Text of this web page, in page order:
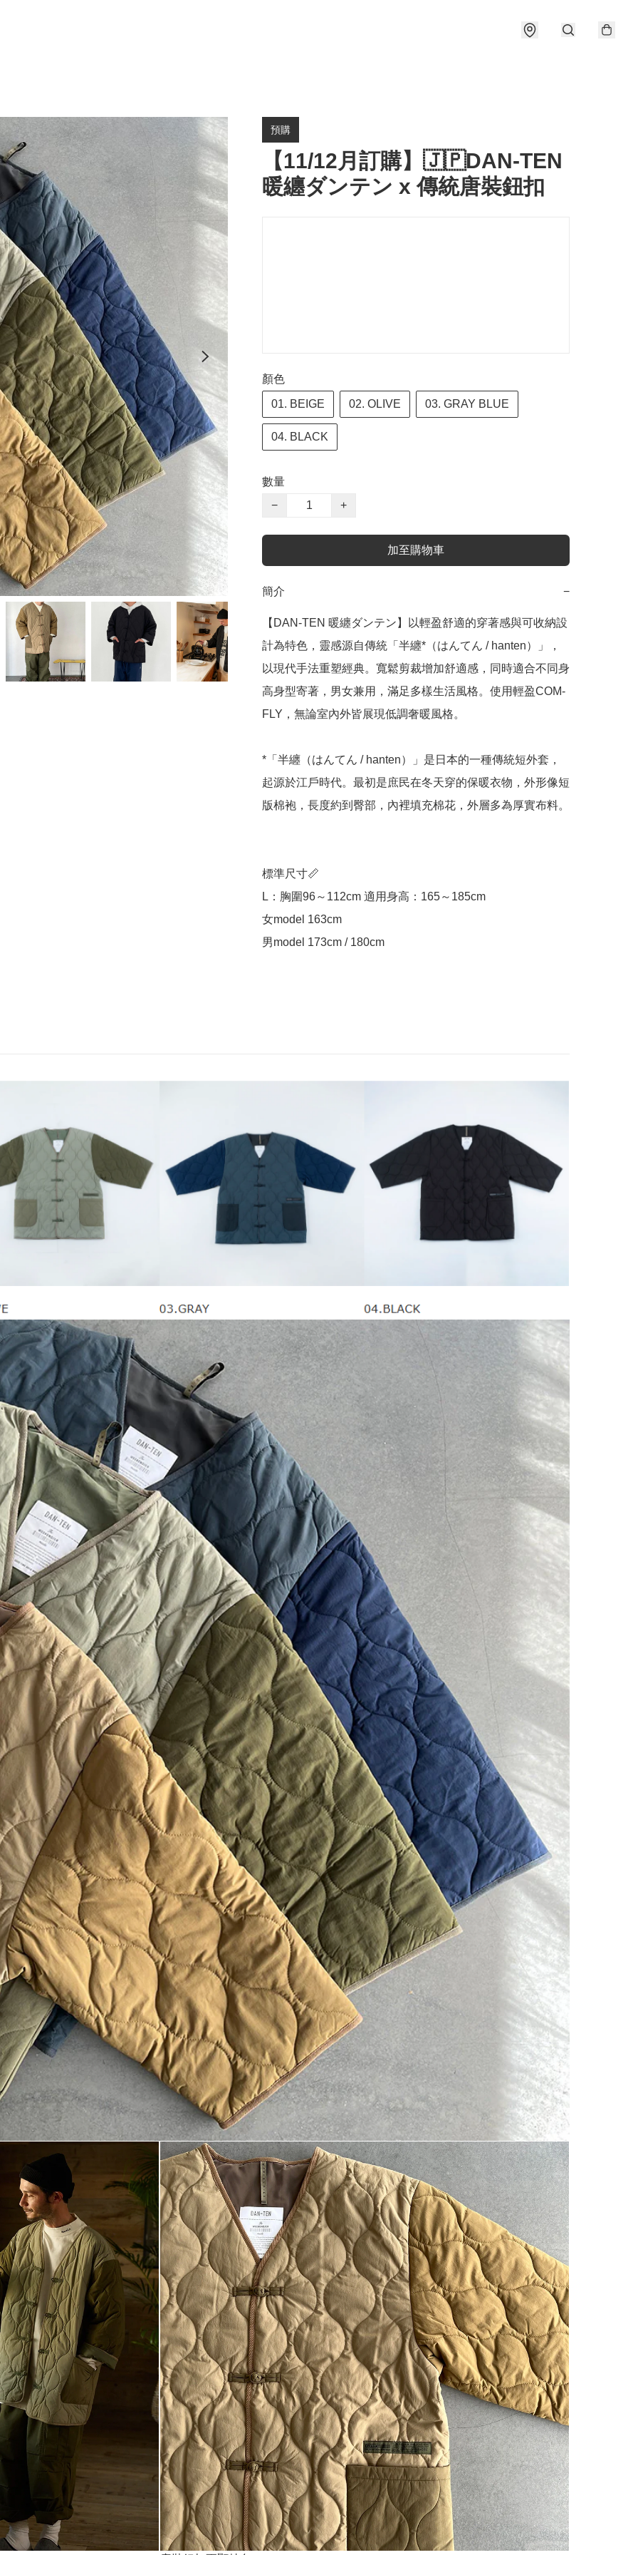
預購
【11/12月訂購】🇯🇵DAN-TEN
暖纏ダンテン x 傳統唐裝鈕扣
顏色
01. BEIGE 02. OLIVE 03. GRAY BLUE
04. BLACK
數量
−
+
加至購物車
簡介 −
【DAN-TEN 暖纏ダンテン】以輕盈舒適的穿著感與可收納設
計為特色，靈感源自傳統「半纏*（はんてん / hanten）」，
以現代手法重塑經典。寬鬆剪裁增加舒適感，同時適合不同身
高身型寄著，男女兼用，滿足多樣生活風格。使用輕盈COM-
FLY，無論室內外皆展現低調奢暖風格。
*「半纏（はんてん / hanten）」是日本的一種傳統短外套，
起源於江戶時代。最初是庶民在冬天穿的保暖衣物，外形像短
版棉袍，長度約到臀部，內裡填充棉花，外層多為厚實布料。
標準尺寸📏
L：胸圍96～112cm 適用身高：165～185cm
女model 163cm
男model 173cm / 180cm